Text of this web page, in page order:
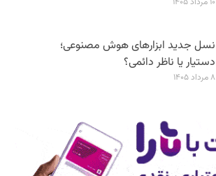
نسل جدید ابزارهای هوش مصنوعی؛
دستیار یا ناظر دائمی؟
۸ مرداد ۱۴۰۵